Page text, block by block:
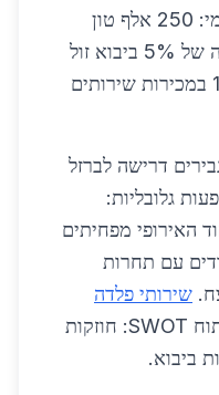
מ"מ ב-12 ₪ לק"ג. שוק מקומי: 250 אלף טון
ברזל שנתיים במרכז, עם ירידה של 5% ביבוא זול
מסין. תחזית: צמיחה של 18% במכירות שירותים
דרישה לברזל
השפעות גלובליות:
האירופי מפחיתים
עם תחרות
שירותי פלדה
כוללים מלאי של 500 טון. ניתוח SWOT: חוזקות
ביבוא.